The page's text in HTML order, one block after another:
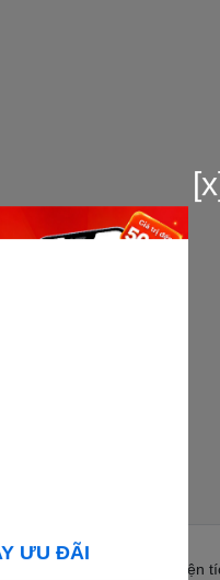
cho các không gian có diện
ƯU ĐÃI